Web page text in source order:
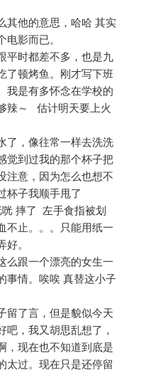
其他的意思，哈哈 其实
影而已。
平时都差不多，也是九
了顿烤鱼。刚才写下班
我是有多怀念在学校的
辣～ 估计明天要上火
了，像往常一样去洗洗
觉到过我的那个杯子把
注意，因为怎么也想不
杯子我顺手甩了
摔了 左手食指被划
不止。。。只能用纸一
。
么跟一个漂亮的女生一
事情。唉唉 真替这小子
留了言，但是貌似今天
，我又胡思乱想了，
，现在也不知道到底是
太过。现在只是还停留